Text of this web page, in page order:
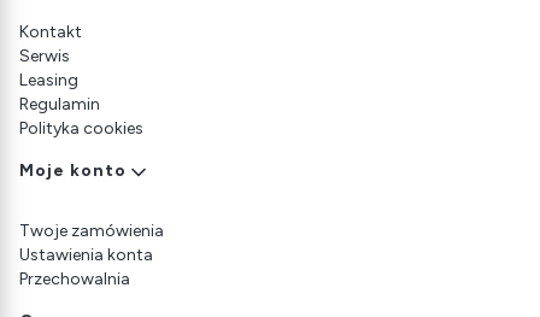
Kontakt
Serwis
Leasing
Regulamin
Polityka cookies
Moje konto
Twoje zamówienia
Ustawienia konta
Przechowalnia